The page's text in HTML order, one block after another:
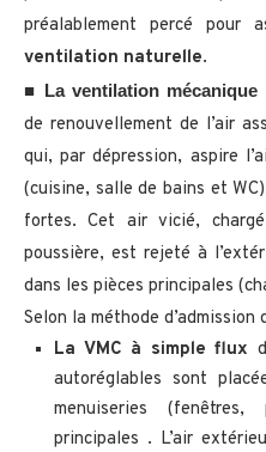
préalablement percé pour
ventilation naturelle.
■ La ventilation mécanique
de renouvellement de l’air
qui, par dépression, aspire
(cuisine, salle de bains et
fortes. Cet air vicié,
poussière, est rejeté à
dans les pièces principales
Selon la méthode
La VMC à simple flux
autoréglables sont
menuiseries (fenêtres,
principales . L’air